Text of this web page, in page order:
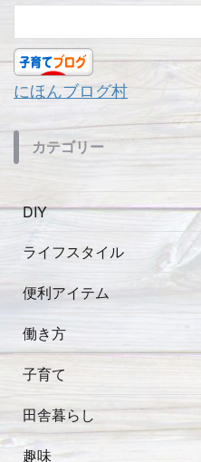
にほんブログ村
カテゴリー
DIY
ライフスタイル
便利アイテム
働き方
子育て
田舎暮らし
趣味